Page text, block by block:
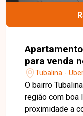
para venda
Uberlândia-
Tubalina -
O bairro
região com boa
proximidade a